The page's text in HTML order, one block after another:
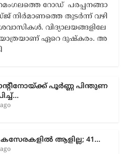
റോഡ് പ​ര​പ്പ​ന​ങ്ങാ​
നി​ർ​മാ​ണ​ത്തെ തു​ട​ർ​ന്ന് വ​ഴി​
വി​ദ്യാ​ല​യ​ങ്ങ​ളി​ലേ​
യാ​ത്ര​യാ​ണ് ഏ​റെ ദു​ഷ്ക​രം. അ​
പൂർണ്ണ പിന്തുണ
ആളില്ല; 41…